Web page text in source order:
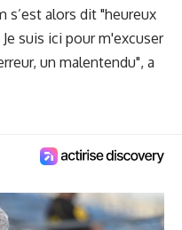
s’est alors dit "heureux
suis ici pour m'excuser
un malentendu", a